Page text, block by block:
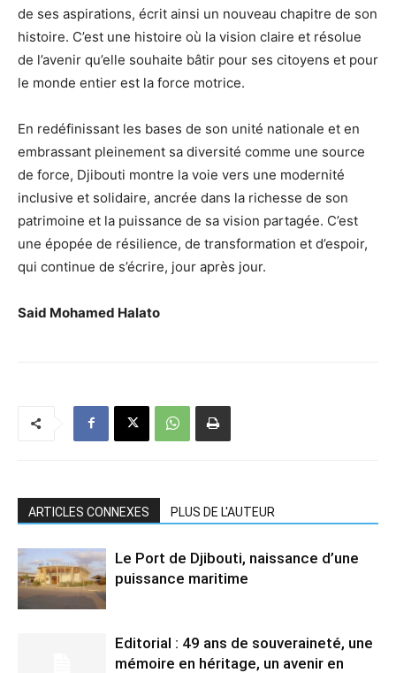
de ses aspirations, écrit ainsi un nouveau chapitre de son
histoire. C’est une histoire où la vision claire et résolue
de l’avenir qu’elle souhaite bâtir pour ses citoyens et pour
le monde entier est la force motrice.
En redéfinissant les bases de son unité nationale et en
embrassant pleinement sa diversité comme une source
de force, Djibouti montre la voie vers une modernité
inclusive et solidaire, ancrée dans la richesse de son
patrimoine et la puissance de sa vision partagée. C’est
une épopée de résilience, de transformation et d’espoir,
qui continue de s’écrire, jour après jour.
Said Mohamed Halato
ARTICLES CONNEXES PLUS DE L'AUTEUR
Le Port de Djibouti, naissance d’une
puissance maritime
Editorial : 49 ans de souveraineté, une
mémoire en héritage, un avenir en